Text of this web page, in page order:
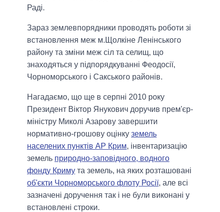
Раді.
Зараз землевпорядники проводять роботи зі
встановлення меж м.Щолкіне Ленінського
району та зміни меж сіл та селищ, що
знаходяться у підпорядкуванні Феодосії,
Чорноморського і Сакського районів.
Нагадаємо, що ще в серпні 2010 року
Президент Віктор Янукович доручив прем'єр-
міністру Миколі Азарову завершити
нормативно-грошову оцінку земель
населених пунктів АР Крим, інвентаризацію
земель природно-заповідного, водного
фонду Криму та земель, на яких розташовані
об'єкти Чорноморського флоту Росії, але всі
зазначені доручення так і не були виконані у
встановлені строки.